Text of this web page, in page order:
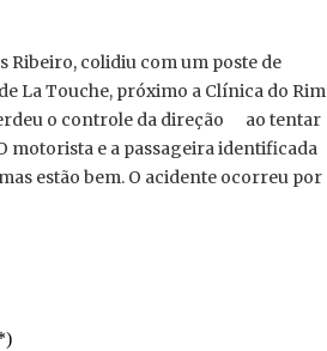
Ribeiro, colidiu com um poste de
La Touche, próximo a Clínica do Rim
o controle da direção ao tentar
motorista e a passageira identificada
estão bem. O acidente ocorreu por